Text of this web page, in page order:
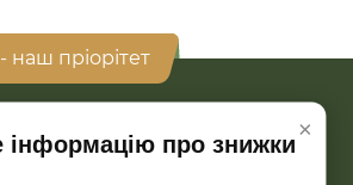
×
інформацію про знижки
наш пріорітет
всіх наших акцій та знижок?
на розсилку